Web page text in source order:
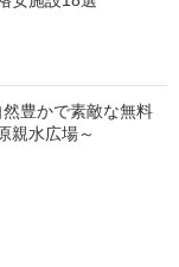
然豊かで素敵な無料
親水広場～